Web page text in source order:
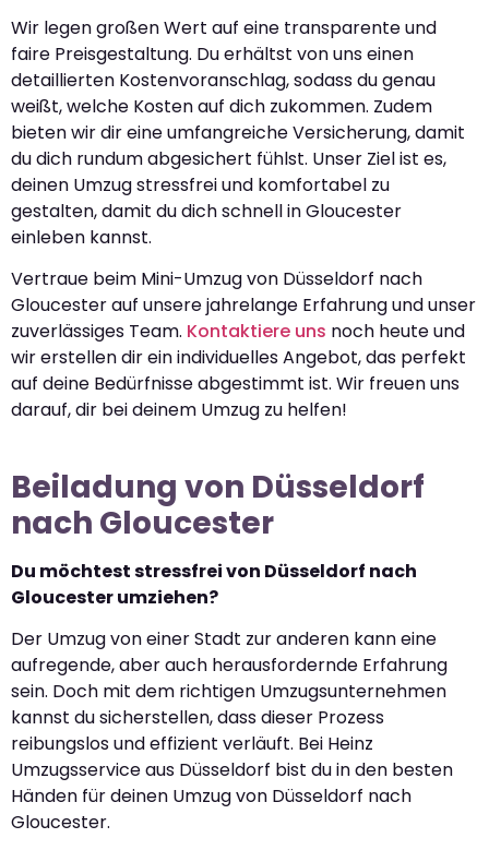
Wir legen großen Wert auf eine transparente und
faire Preisgestaltung. Du erhältst von uns einen
detaillierten Kostenvoranschlag, sodass du genau
weißt, welche Kosten auf dich zukommen. Zudem
bieten wir dir eine umfangreiche Versicherung, damit
du dich rundum abgesichert fühlst. Unser Ziel ist es,
deinen Umzug stressfrei und komfortabel zu
gestalten, damit du dich schnell in Gloucester
einleben kannst.
Vertraue beim Mini-Umzug von Düsseldorf nach
Gloucester auf unsere jahrelange Erfahrung und unser
zuverlässiges Team. Kontaktiere uns noch heute und
wir erstellen dir ein individuelles Angebot, das perfekt
auf deine Bedürfnisse abgestimmt ist. Wir freuen uns
darauf, dir bei deinem Umzug zu helfen!
Beiladung von Düsseldorf
nach Gloucester
Du möchtest stressfrei von Düsseldorf nach
Gloucester umziehen?
Der Umzug von einer Stadt zur anderen kann eine
aufregende, aber auch herausfordernde Erfahrung
sein. Doch mit dem richtigen Umzugsunternehmen
kannst du sicherstellen, dass dieser Prozess
reibungslos und effizient verläuft. Bei Heinz
Umzugsservice aus Düsseldorf bist du in den besten
Händen für deinen Umzug von Düsseldorf nach
Gloucester.